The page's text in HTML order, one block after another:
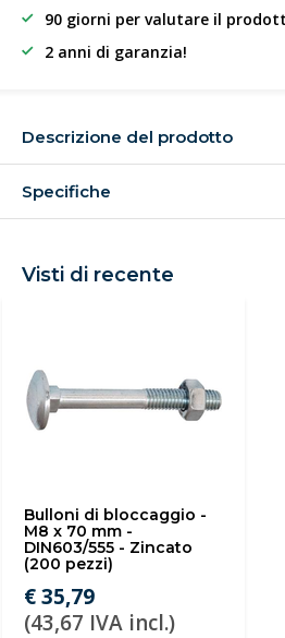
90 giorni per valutare il
2 anni di garanzia!
Descrizione del prodotto
Specifiche
Visti di recente
Bulloni di bloccaggio -
M8 x 70 mm -
DIN603/555 - Zincato
(200 pezzi)
€ 35,79
(43,67 IVA incl.)